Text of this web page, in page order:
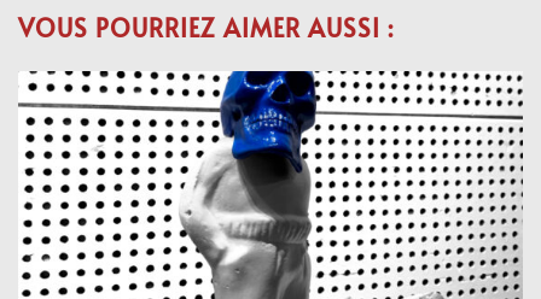
VOUS POURRIEZ AIMER AUSSI :